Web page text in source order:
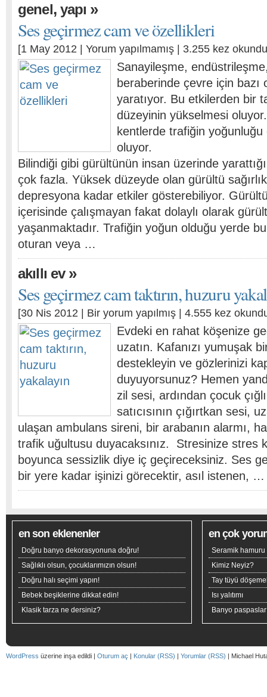
genel, yapı »
Ses geçirmez cam ve özellikleri
[1 May 2012 | Yorum yapılmamış | 3.255 kez
Sanayileşme,
beraberinde çevre için
yaratıyor. Bu etkilerden bir
düzeyinin yükselmesi
kentlerde trafiğin
oluyor.
Bilindiği gibi gürültünün insan üzerinde
çok fazla. Yüksek düzeyde olan gürültü
depresyona kadar etkiler gösterebiliyor.
içerisinde çalışmayan fakat dolaylı olarak
yaşanmaktadır. Trafiğin yoğun olduğu yerde
oturan veya …
akıllı ev»
Ses geçirmez cam taktırın, huzuru
[30 Nis 2012 | Bir yorum yapılmış | 4.555 kez
Evdeki en rahat köşenize
uzatın. Kafanızı yumuşak
destekleyin ve gözlerinizi
duyuyorsunuz? Hemen
zil sesi, ardından çocuk
satıcısının çığırtkan sesi,
ulaşan ambulans sireni, bir arabanın alarmı,
trafik uğultusu duyacaksınız. Stresinize stres
boyunca sessizlik diye iç geçireceksiniz. Ses
bir yere kadar işinizi görecektir, asıl istenen, …
en son eklenenler
Doğru banyo dekorasyonuna doğru!
Sağlıklı olsun, çocuklarımızın olsun!
Doğru halı seçimi yapın!
Bebek beşiklerine dikkat edin!
Klasik tarza ne dersiniz?
en çok
Seramik hamuru
Kimiz Neyiz?
Tay tüyü
Isı yalıtımı
Banyo
WordPress üzerine inşa edildi | Oturum aç | Konular (RSS) | Yorumlar (RSS) | Michael